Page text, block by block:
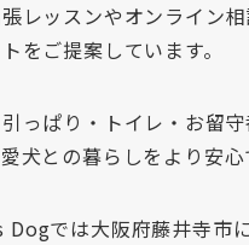
レッスンやオンライン
をご提案しています。
っぱり・トイレ・お留
犬との暮らしをより安
Dogでは大阪府藤井寺市